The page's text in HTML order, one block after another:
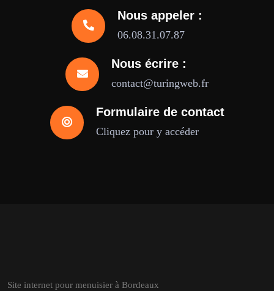
Nous appeler :
06.08.31.07.87
Nous écrire :
contact@turingweb.fr
Formulaire de contact
Cliquez pour y accéder
Site internet pour menuisier à Bordeaux